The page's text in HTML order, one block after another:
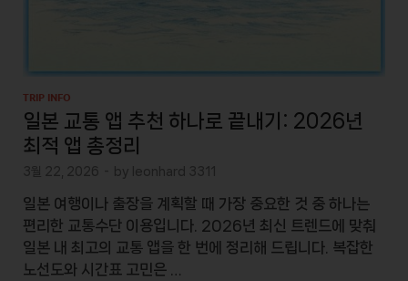
TRIP INFO
일본 교통 앱 추천 하나로 끝내기: 2026년
최적 앱 총정리
3월 22, 2026 - by leonhard 3311
일본 여행이나 출장을 계획할 때 가장 중요한 것 중 하나는
편리한 교통수단 이용입니다. 2026년 최신 트렌드에 맞춰
일본 내 최고의 교통 앱을 한 번에 정리해 드립니다. 복잡한
노선도와 시간표 고민은 …